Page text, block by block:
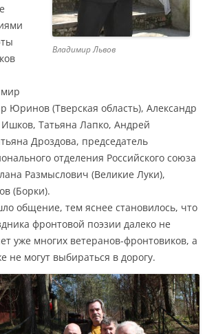
Владимир Львов
Юринов (Тверская область), Александр
Татьяна Лапко, Андрей
Дроздова, председатель
отделения Российского союза
Размыслович (Великие Луки),
(Борки).
общение, тем яснее становилось, что
фронтовой поэзии далеко не
уже многих ветеранов-фронтовиков, а
не могут выбираться в дорогу.